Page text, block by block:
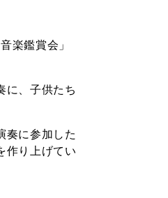
楽鑑賞会」
に、子供たち
奏に参加した
作り上げてい